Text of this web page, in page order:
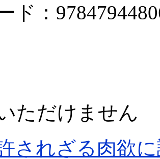
ド：
ただけません
されざる肉欲